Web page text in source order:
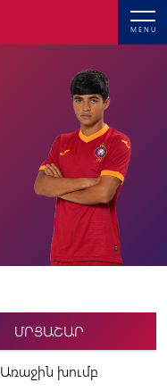
MENU
ՄՐՑԱՇԱՐ
Առաջին խումբ